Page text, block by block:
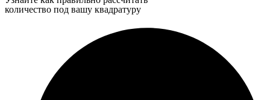
количество под вашу квадратуру